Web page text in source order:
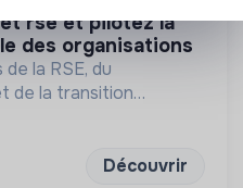
des organisations
la RSE, du
de la transition
Découvrir